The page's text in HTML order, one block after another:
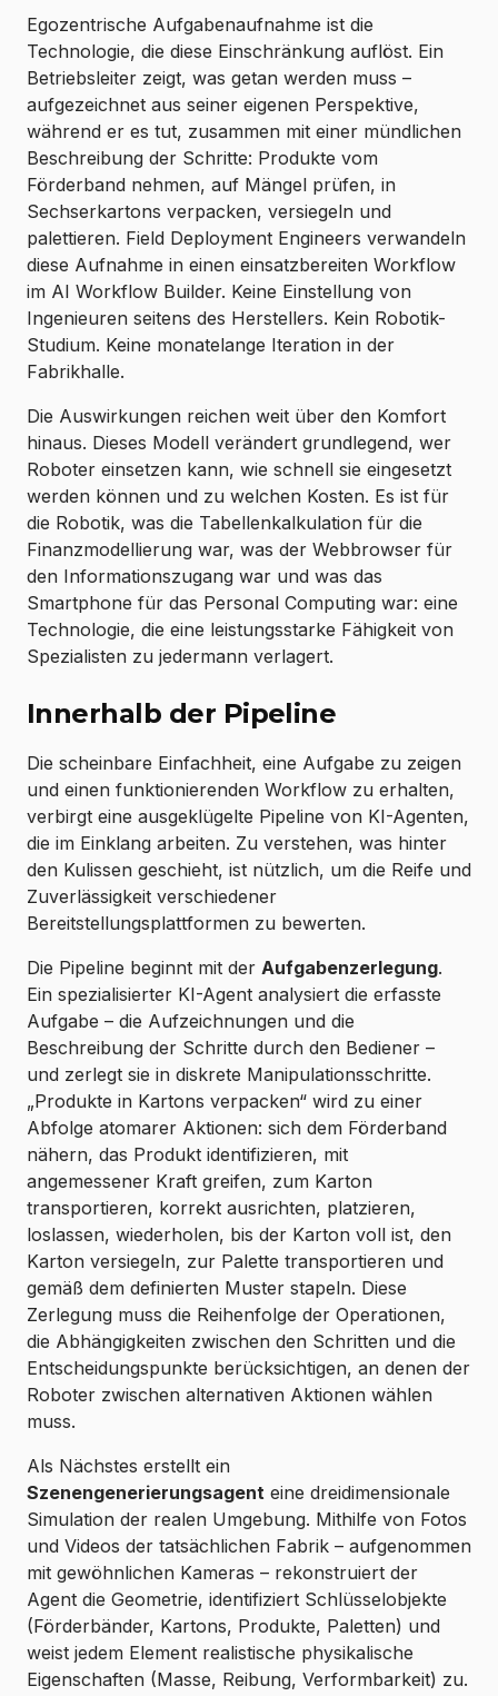
Egozentrische Aufgabenaufnahme ist die
Technologie, die diese Einschränkung auflöst. Ein
Betriebsleiter zeigt, was getan werden muss –
aufgezeichnet aus seiner eigenen Perspektive,
während er es tut, zusammen mit einer mündlichen
Beschreibung der Schritte: Produkte vom
Förderband nehmen, auf Mängel prüfen, in
Sechserkartons verpacken, versiegeln und
palettieren. Field Deployment Engineers verwandeln
diese Aufnahme in einen einsatzbereiten Workflow
im AI Workflow Builder. Keine Einstellung von
Ingenieuren seitens des Herstellers. Kein Robotik-
Studium. Keine monatelange Iteration in der
Fabrikhalle.
Die Auswirkungen reichen weit über den Komfort
hinaus. Dieses Modell verändert grundlegend, wer
Roboter einsetzen kann, wie schnell sie eingesetzt
werden können und zu welchen Kosten. Es ist für
die Robotik, was die Tabellenkalkulation für die
Finanzmodellierung war, was der Webbrowser für
den Informationszugang war und was das
Smartphone für das Personal Computing war: eine
Technologie, die eine leistungsstarke Fähigkeit von
Spezialisten zu jedermann verlagert.
Innerhalb der Pipeline
Die scheinbare Einfachheit, eine Aufgabe zu zeigen
und einen funktionierenden Workflow zu erhalten,
verbirgt eine ausgeklügelte Pipeline von KI-Agenten,
die im Einklang arbeiten. Zu verstehen, was hinter
den Kulissen geschieht, ist nützlich, um die Reife und
Zuverlässigkeit verschiedener
Bereitstellungsplattformen zu bewerten.
Die Pipeline beginnt mit der Aufgabenzerlegung.
Ein spezialisierter KI-Agent analysiert die erfasste
Aufgabe – die Aufzeichnungen und die
Beschreibung der Schritte durch den Bediener –
und zerlegt sie in diskrete Manipulationsschritte.
„Produkte in Kartons verpacken“ wird zu einer
Abfolge atomarer Aktionen: sich dem Förderband
nähern, das Produkt identifizieren, mit
angemessener Kraft greifen, zum Karton
transportieren, korrekt ausrichten, platzieren,
loslassen, wiederholen, bis der Karton voll ist, den
Karton versiegeln, zur Palette transportieren und
gemäß dem definierten Muster stapeln. Diese
Zerlegung muss die Reihenfolge der Operationen,
die Abhängigkeiten zwischen den Schritten und die
Entscheidungspunkte berücksichtigen, an denen der
Roboter zwischen alternativen Aktionen wählen
muss.
Als Nächstes erstellt ein
Szenengenerierungsagent eine dreidimensionale
Simulation der realen Umgebung. Mithilfe von Fotos
und Videos der tatsächlichen Fabrik – aufgenommen
mit gewöhnlichen Kameras – rekonstruiert der
Agent die Geometrie, identifiziert Schlüsselobjekte
(Förderbänder, Kartons, Produkte, Paletten) und
weist jedem Element realistische physikalische
Eigenschaften (Masse, Reibung, Verformbarkeit) zu.